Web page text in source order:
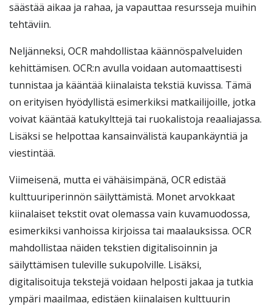
säästää aikaa ja rahaa, ja vapauttaa resursseja muihin
tehtäviin.
Neljänneksi, OCR mahdollistaa käännöspalveluiden
kehittämisen. OCR:n avulla voidaan automaattisesti
tunnistaa ja kääntää kiinalaista tekstiä kuvissa. Tämä
on erityisen hyödyllistä esimerkiksi matkailijoille, jotka
voivat kääntää katukylttejä tai ruokalistoja reaaliajassa.
Lisäksi se helpottaa kansainvälistä kaupankäyntiä ja
viestintää.
Viimeisenä, mutta ei vähäisimpänä, OCR edistää
kulttuuriperinnön säilyttämistä. Monet arvokkaat
kiinalaiset tekstit ovat olemassa vain kuvamuodossa,
esimerkiksi vanhoissa kirjoissa tai maalauksissa. OCR
mahdollistaa näiden tekstien digitalisoinnin ja
säilyttämisen tuleville sukupolville. Lisäksi,
digitalisoituja tekstejä voidaan helposti jakaa ja tutkia
ympäri maailmaa, edistäen kiinalaisen kulttuurin